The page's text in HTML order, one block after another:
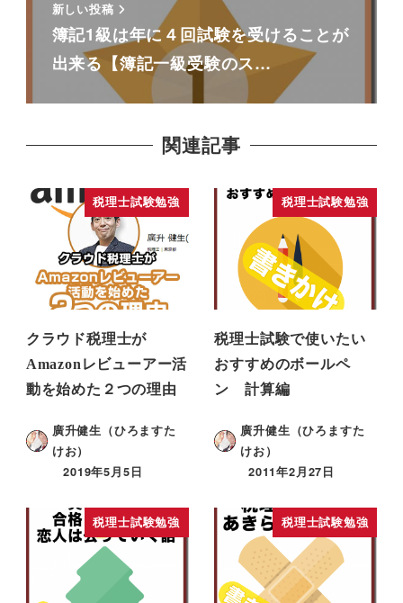
新しい投稿
簿記1級は年に４回試験を受けることが
出来る【簿記一級受験のス…
関連記事
税理士試験勉強
クラウド税理士が
Amazonレビューアー活
動を始めた２つの理由
廣升健生（ひろますた
けお）
2019年5月5日
税理士試験勉強
税理士試験で使いたい
おすすめのボールペ
ン 計算編
廣升健生（ひろますた
けお）
2011年2月27日
税理士試験勉強 税理士試験勉強